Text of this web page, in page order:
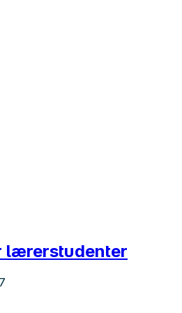
lærerstudenter